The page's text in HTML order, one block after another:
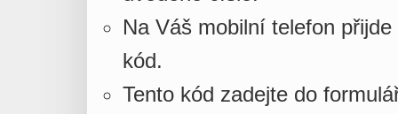
Na Váš mobilní telefon
kód.
Tento kód zadejte do